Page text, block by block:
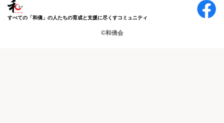
すべての「和僑」の人たちの育成と支援に尽くすコミュニティ
©和僑会